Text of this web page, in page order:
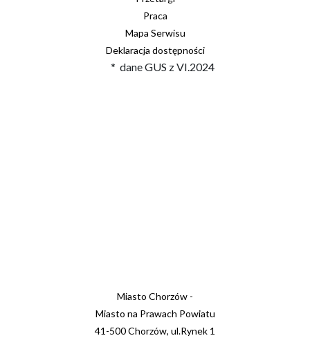
Praca
Mapa Serwisu
Deklaracja dostępności
* dane GUS z VI.2024
Miasto Chorzów -
Miasto na Prawach Powiatu
41-500 Chorzów, ul.Rynek 1